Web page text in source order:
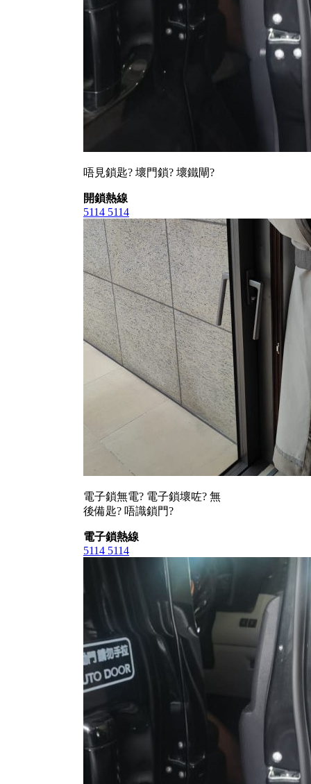
唔見鎖匙? 壞門鎖? 壞鐵閘?
開鎖熱線
5114 5114
電子鎖無電? 電子鎖壞咗? 無
後備匙? 唔識鎖門?
電子鎖熱線
5114 5114